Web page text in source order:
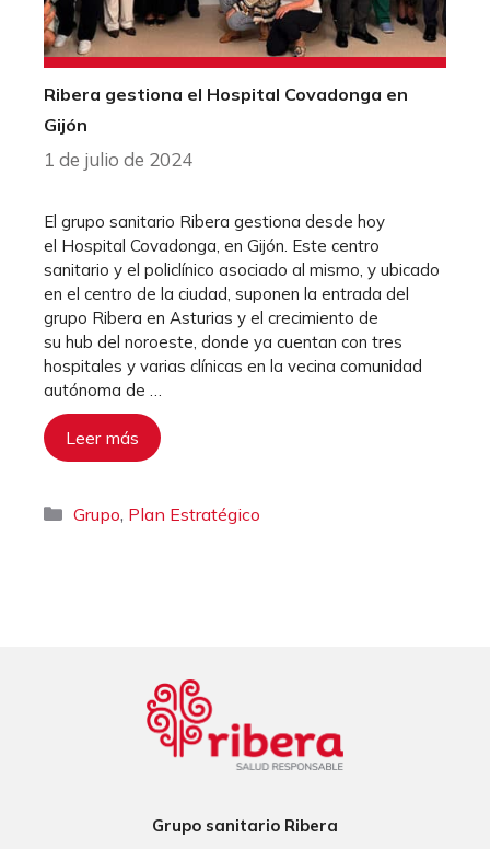
Ribera gestiona el Hospital Covadonga en
Gijón
1 de julio de 2024
El grupo sanitario Ribera gestiona desde hoy
el Hospital Covadonga, en Gijón. Este centro
sanitario y el policlínico asociado al mismo, y ubicado
en el centro de la ciudad, suponen la entrada del
grupo Ribera en Asturias y el crecimiento de
su hub del noroeste, donde ya cuentan con tres
hospitales y varias clínicas en la vecina comunidad
autónoma de …
Leer más
Categorías
Grupo, Plan Estratégico
Grupo sanitario Ribera